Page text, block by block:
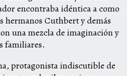
encontraba idéntica a como
hermanos Cuthbert y demás
una mezcla de imaginación y
familiares.
protagonista indiscutible de